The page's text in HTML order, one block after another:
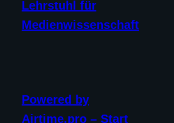
Lehrstuhl für
Medienwissenschaft
Powered by
Airtime.pro – Start